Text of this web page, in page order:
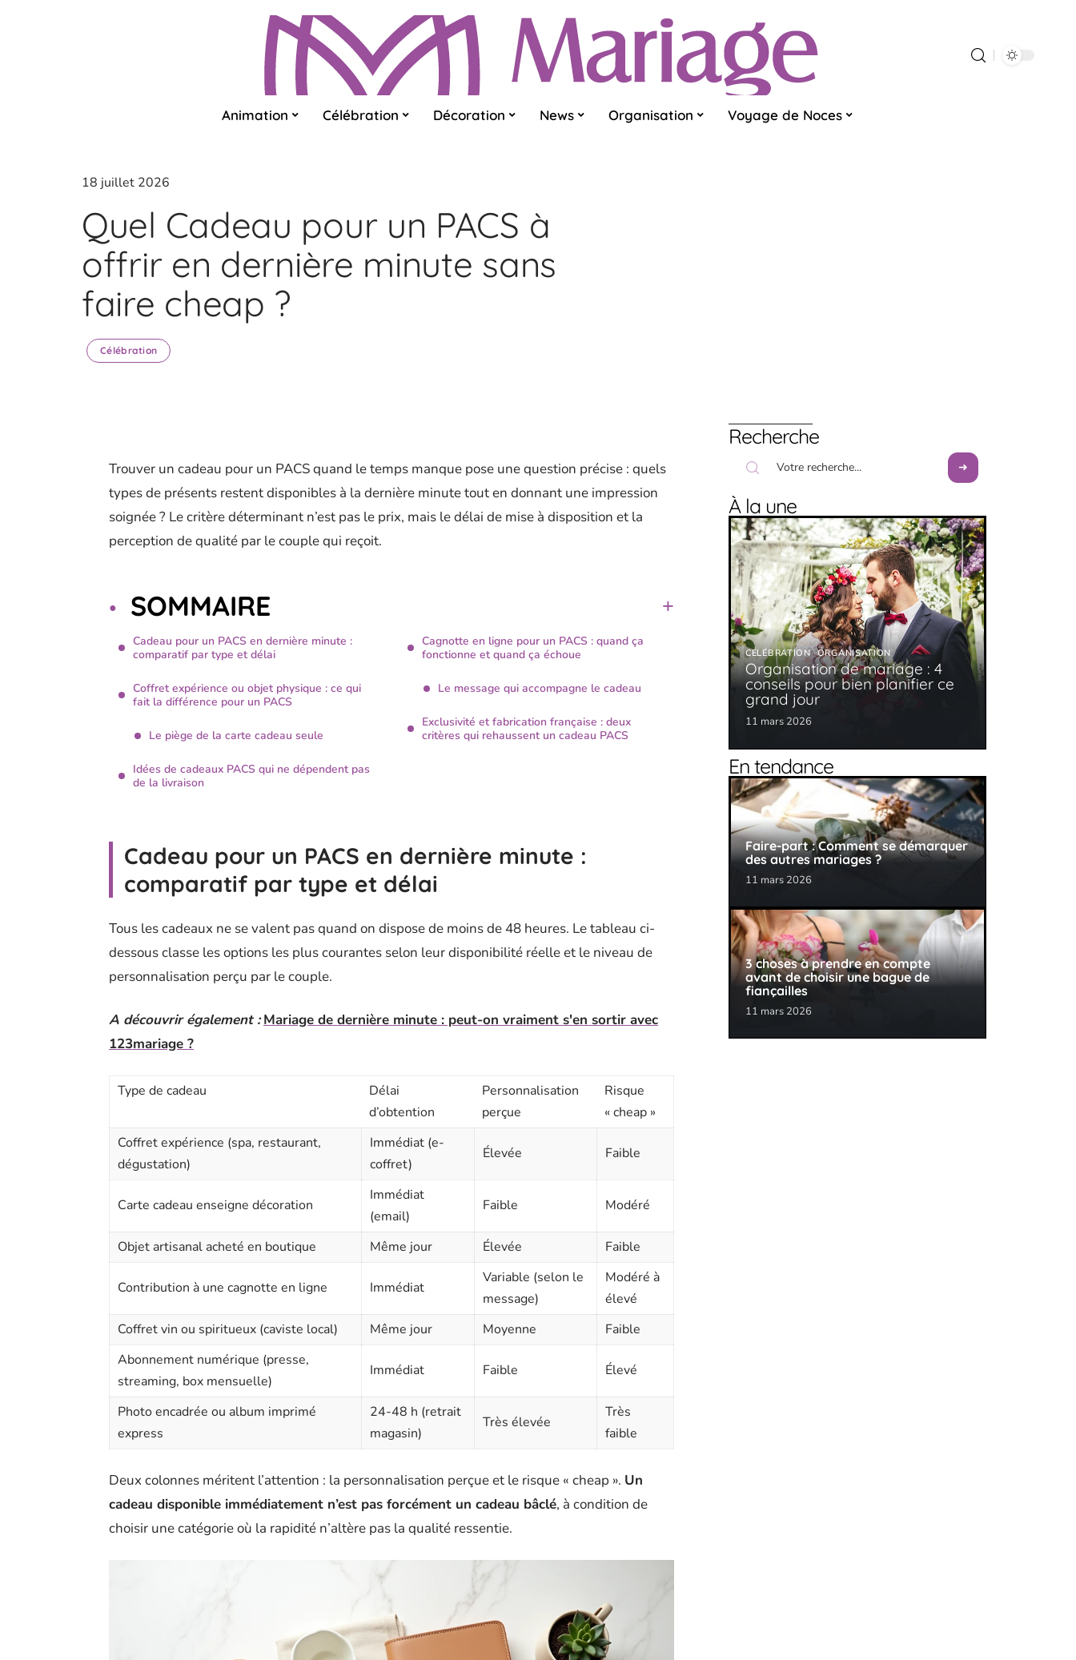
Animation Célébration Décoration News Organisation Voyage de Noces
18 juillet 2026
Quel Cadeau pour un PACS à
offrir en dernière minute sans
faire cheap ?
Célébration
Trouver un cadeau pour un PACS quand le temps manque pose une question précise : quels
types de présents restent disponibles à la dernière minute tout en donnant une impression
soignée ? Le critère déterminant n’est pas le prix, mais le délai de mise à disposition et la
perception de qualité par le couple qui reçoit.
SOMMAIRE
Cadeau pour un PACS en dernière minute :
comparatif par type et délai
Coffret expérience ou objet physique : ce qui
fait la différence pour un PACS
Le piège de la carte cadeau seule
Idées de cadeaux PACS qui ne dépendent pas
de la livraison
Cagnotte en ligne pour un PACS : quand ça
fonctionne et quand ça échoue
Le message qui accompagne le cadeau
Exclusivité et fabrication française : deux
critères qui rehaussent un cadeau PACS
Cadeau pour un PACS en dernière minute :
comparatif par type et délai
Tous les cadeaux ne se valent pas quand on dispose de moins de 48 heures. Le tableau ci-
dessous classe les options les plus courantes selon leur disponibilité réelle et le niveau de
personnalisation perçu par le couple.
A découvrir également : Mariage de dernière minute : peut-on vraiment s'en sortir avec
123mariage ?
Type de cadeau
Délai
d’obtention
Personnalisation
perçue
Risque
« cheap »
Coffret expérience (spa, restaurant,
dégustation)
Immédiat (e-
coffret)
Élevée Faible
Carte cadeau enseigne décoration
Immédiat
(email)
Faible Modéré
Objet artisanal acheté en boutique Même jour Élevée Faible
Contribution à une cagnotte en ligne Immédiat
Variable (selon le
message)
Modéré à
élevé
Coffret vin ou spiritueux (caviste local)
Même jour Moyenne
Faible
Abonnement numérique (presse,
streaming, box mensuelle)
Immédiat Faible Élevé
Photo encadrée ou album imprimé
express
24-48 h (retrait
magasin)
Très élevée
Très
faible
Deux colonnes méritent l’attention : la personnalisation perçue et le risque « cheap ». Un
cadeau disponible immédiatement n’est pas forcément un cadeau bâclé, à condition de
choisir une catégorie où la rapidité n’altère pas la qualité ressentie.
Recherche
À la une
CÉLÉBRATION ORGANISATION
Organisation de mariage : 4
conseils pour bien planifier ce
grand jour
11 mars 2026
En tendance
Faire-part : Comment se démarquer
des autres mariages ?
11 mars 2026
3 choses à prendre en compte
avant de choisir une bague de
fiançailles
11 mars 2026